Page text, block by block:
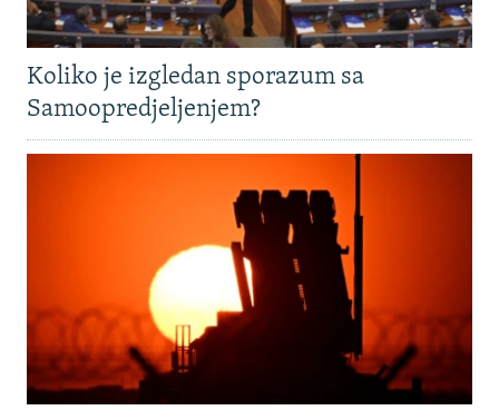
Koliko je izgledan sporazum sa
Samoopredjeljenjem?